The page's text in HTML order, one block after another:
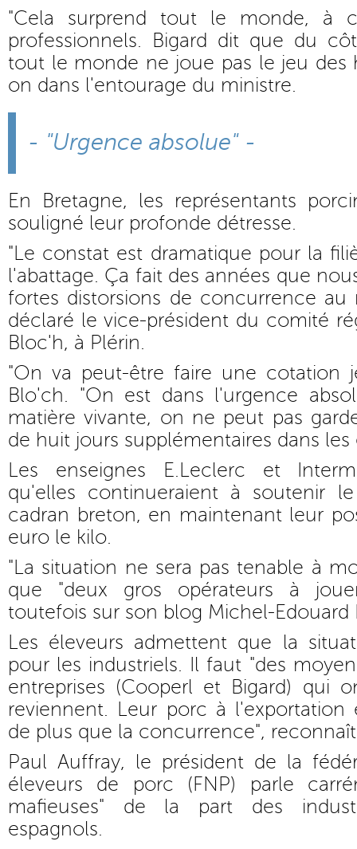
"Cela surprend tout le monde, à
professionnels. Bigard dit que du
tout le monde ne joue pas le jeu des
on dans l'entourage du ministre.
- "Urgence absolue" -
En Bretagne, les représentants
souligné leur profonde détresse.
"Le constat est dramatique pour la
l'abattage. Ça fait des années que
fortes distorsions de concurrence au
déclaré le vice-président du comité
Bloc'h, à Plérin.
"On va peut-être faire une cotation
Blo'ch. "On est dans l'urgence
matière vivante, on ne peut pas
de huit jours supplémentaires dans les
Les enseignes E.Leclerc et
qu'elles continueraient à soutenir
cadran breton, en maintenant leur
euro le kilo.
"La situation ne sera pas tenable à
que "deux gros opérateurs à
toutefois sur son blog Michel-Edouard
Les éleveurs admettent que la
pour les industriels. Il faut "des
entreprises (Cooperl et Bigard) qui
reviennent. Leur porc à
de plus que la concurrence",
Paul Auffray, le président de la
éleveurs de porc (FNP) parle
mafieuses" de la part des
espagnols.